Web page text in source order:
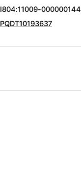
I804:11009-
PQDT10193637